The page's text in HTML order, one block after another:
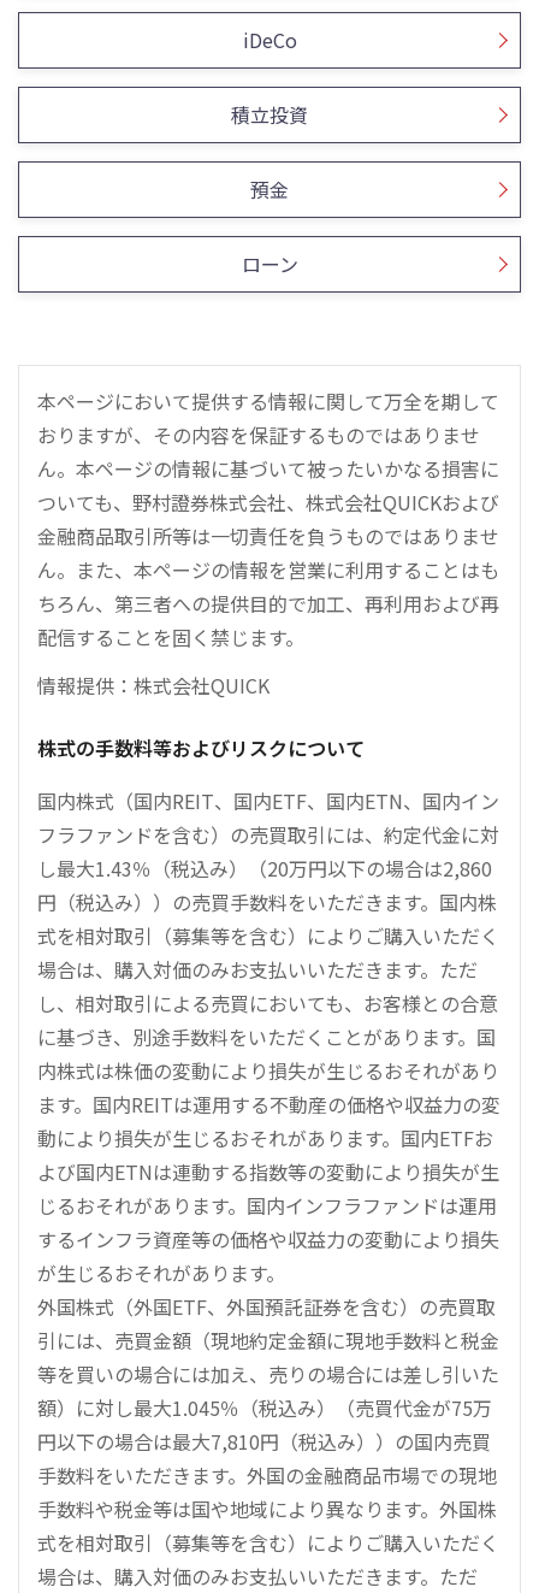
iDeCo
積立投資
預金
ローン
本ページにおいて提供する情報に関して万全を期して
おりますが、その内容を保証するものではありませ
ん。本ページの情報に基づいて被ったいかなる損害に
ついても、野村證券株式会社、株式会社QUICKおよび
金融商品取引所等は一切責任を負うものではありませ
ん。また、本ページの情報を営業に利用することはも
ちろん、第三者への提供目的で加工、再利用および再
配信することを固く禁じます。
情報提供：株式会社QUICK
株式の手数料等およびリスクについて
国内株式（国内REIT、国内ETF、国内ETN、国内イン
フラファンドを含む）の売買取引には、約定代金に対
し最大1.43％（税込み）（20万円以下の場合は2,860
円（税込み））の売買手数料をいただきます。国内株
式を相対取引（募集等を含む）によりご購入いただく
場合は、購入対価のみお支払いいただきます。ただ
し、相対取引による売買においても、お客様との合意
に基づき、別途手数料をいただくことがあります。国
内株式は株価の変動により損失が生じるおそれがあり
ます。国内REITは運用する不動産の価格や収益力の変
動により損失が生じるおそれがあります。国内ETFお
よび国内ETNは連動する指数等の変動により損失が生
じるおそれがあります。国内インフラファンドは運用
するインフラ資産等の価格や収益力の変動により損失
が生じるおそれがあります。
外国株式（外国ETF、外国預託証券を含む）の売買取
引には、売買金額（現地約定金額に現地手数料と税金
等を買いの場合には加え、売りの場合には差し引いた
額）に対し最大1.045％（税込み）（売買代金が75万
円以下の場合は最大7,810円（税込み））の国内売買
手数料をいただきます。外国の金融商品市場での現地
手数料や税金等は国や地域により異なります。外国株
式を相対取引（募集等を含む）によりご購入いただく
場合は、購入対価のみお支払いいただきます。ただ